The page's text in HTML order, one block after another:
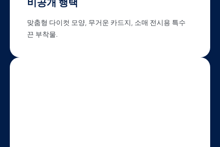
맞춤형 다이컷 모양, 무거운 카드지, 소매 전시용 특수
끈 부착물.